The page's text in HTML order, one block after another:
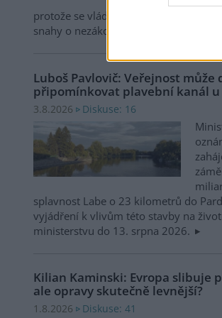
protože se vládám členských států
snahy o nezákonnou hlubinnou
Luboš Pavlovič: Veřejnost může
připomínkovat plavební kanál u
3.8.2026 Diskuse: 16
splavnost Labe o 23 kilometrů do
vyjádření k vlivům této stavby na
ministerstvu do 13. srpna 2026.
Kilian Kaminski: Evropa slibuje
ale opravy skutečně levnější?
1.8.2026 Diskuse: 41